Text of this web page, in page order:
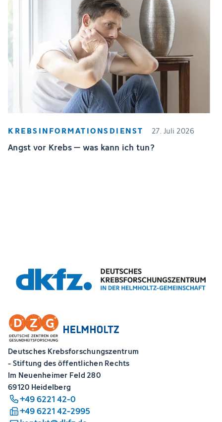
KREBSINFORMATIONSDIENST 27. Juli 2026
Angst vor Krebs – was kann ich tun?
Deutsches Krebsforschungszentrum
- Stiftung des öffentlichen Rechts
Im Neuenheimer Feld 280
69120 Heidelberg
+49 6221 42-0
+49 6221 42-2995